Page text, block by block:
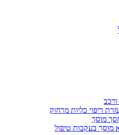
ריפוי כליות מרחוק
מוסך
מוסך בעקבות טיפול